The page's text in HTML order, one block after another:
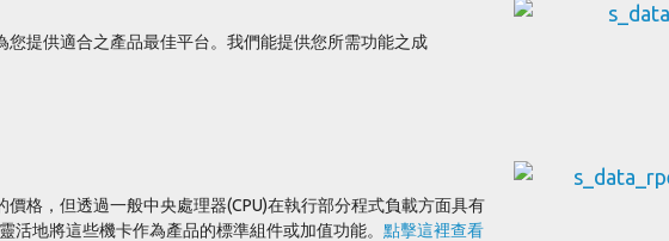
提供適合之產品最佳平台。我們能提供您所需功能之成
格，但透過一般中央處理器(CPU)在執行部分程式負載方面具有
地將這些機卡作為產品的標準組件或加值功能。 點擊這裡查看